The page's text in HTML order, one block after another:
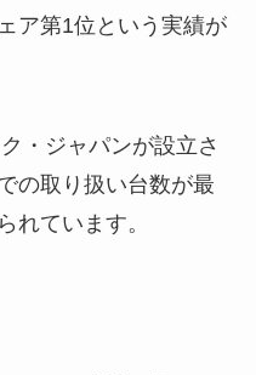
ア第1位という実績が
・ジャパンが設立さ
の取り扱い台数が最
れています。